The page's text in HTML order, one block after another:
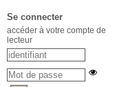
Se connecter
accéder à votre compte de
lecteur